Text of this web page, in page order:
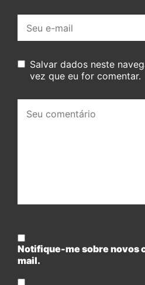
mail:
Salvar dados neste
vez que eu for comentar.
comentário:
Notifique-me sobre novos
mail.